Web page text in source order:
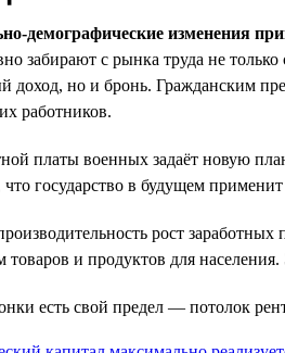
демографические изменения
забирают с рынка труда не
доход, но и бронь. Гражданским
работников.
платы военных задаёт новую
государство в будущем
рост
товаров и продуктов для
есть свой предел — потолок